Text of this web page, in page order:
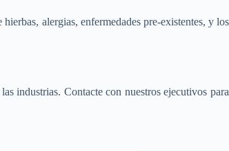
alergias, enfermedades pre-existentes, y los
industrias. Contacte con nuestros ejecutivos para